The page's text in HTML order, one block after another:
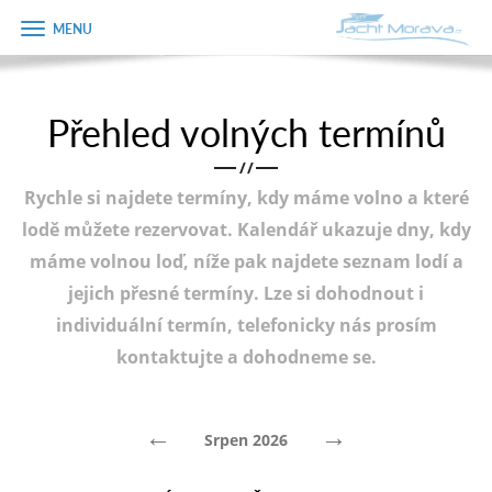
Úvodní strana
Plán plavby
Tipy na výlet
Fotogalerie
Zobrazit
menu
Přehled volných termínů
/ /
Rychle si najdete termíny, kdy máme volno a které
lodě můžete rezervovat. Kalendář ukazuje dny, kdy
máme volnou loď, níže pak najdete seznam lodí a
jejich přesné termíny. Lze si dohodnout i
individuální termín, telefonicky nás prosím
kontaktujte a dohodneme se.
← Srpen 2026 →
Objednávka
dárkového
Jméno
Telefon
E-mail